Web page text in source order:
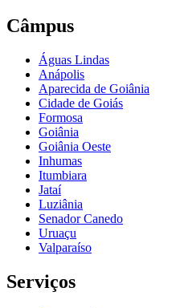
Câmpus
Águas Lindas
Anápolis
Aparecida de Goiânia
Cidade de Goiás
Formosa
Goiânia
Goiânia Oeste
Inhumas
Itumbiara
Jataí
Luziânia
Senador Canedo
Uruaçu
Valparaíso
Serviços